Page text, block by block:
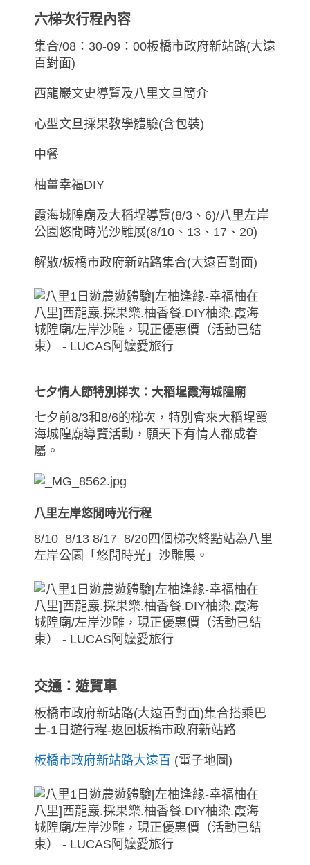
六梯次行程內容
集合/08：30-09：00板橋市政府新站路(大遠
百對面)
西龍巖文史導覽及八里文旦簡介
心型文旦採果教學體驗(含包裝)
中餐
柚薑幸福DIY
霞海城隍廟及大稻埕導覽(8/3、6)/八里左岸
公園悠閒時光沙雕展(8/10、13、17、20)
解散/板橋市政府新站路集合(大遠百對面)
七夕情人節特別梯次：大稻埕霞海城隍廟
七夕前8/3和8/6的梯次，特別會來大稻埕霞
海城隍廟導覽活動，願天下有情人都成眷
屬。
八里左岸悠閒時光行程
8/10 8/13 8/17 8/20四個梯次終點站為八里
左岸公園「悠閒時光」沙雕展。
交通：遊覽車
板橋市政府新站路(大遠百對面)集合搭乘巴
士-1日遊行程-返回板橋市政府新站路
板橋市政府新站路大遠百 (電子地圖)